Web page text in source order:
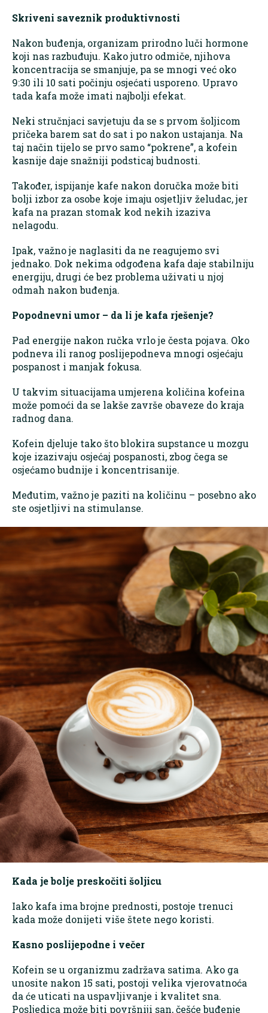
Skriveni saveznik produktivnosti
Nakon buđenja, organizam prirodno luči hormone
koji nas razbuđuju. Kako jutro odmiče, njihova
koncentracija se smanjuje, pa se mnogi već oko
9:30 ili 10 sati počinju osjećati usporeno. Upravo
tada kafa može imati najbolji efekat.
Neki stručnjaci savjetuju da se s prvom šoljicom
pričeka barem sat do sat i po nakon ustajanja. Na
taj način tijelo se prvo samo “pokrene”, a kofein
kasnije daje snažniji podsticaj budnosti.
Također, ispijanje kafe nakon doručka može biti
bolji izbor za osobe koje imaju osjetljiv želudac, jer
kafa na prazan stomak kod nekih izaziva
nelagodu.
Ipak, važno je naglasiti da ne reagujemo svi
jednako. Dok nekima odgođena kafa daje stabilniju
energiju, drugi će bez problema uživati u njoj
odmah nakon buđenja.
Popodnevni umor – da li je kafa rješenje?
Pad energije nakon ručka vrlo je česta pojava. Oko
podneva ili ranog poslijepodneva mnogi osjećaju
pospanost i manjak fokusa.
U takvim situacijama umjerena količina kofeina
može pomoći da se lakše završe obaveze do kraja
radnog dana.
Kofein djeluje tako što blokira supstance u mozgu
koje izazivaju osjećaj pospanosti, zbog čega se
osjećamo budnije i koncentrisanije.
Međutim, važno je paziti na količinu – posebno ako
ste osjetljivi na stimulanse.
Kada je bolje preskočiti šoljicu
Iako kafa ima brojne prednosti, postoje trenuci
kada može donijeti više štete nego koristi.
Kasno poslijepodne i večer
Kofein se u organizmu zadržava satima. Ako ga
unosite nakon 15 sati, postoji velika vjerovatnoća
da će uticati na uspavljivanje i kvalitet sna.
Posljedica može biti površniji san, češće buđenje